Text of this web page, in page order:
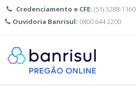
Credenciamento e CFE: (51) 3288-1160
Ouvidoria Banrisul: 0800 644 2200